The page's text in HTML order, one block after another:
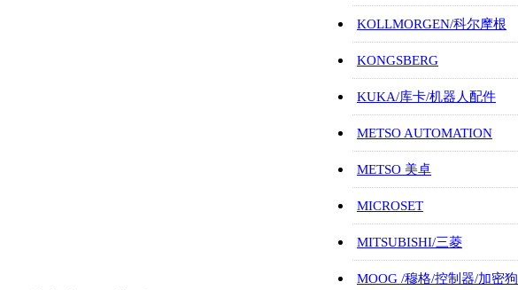
KOLLMORGEN/科尔摩根
KONGSBERG
KUKA/库卡/机器人配件
METSO AUTOMATION
METSO 美卓
MICROSET
MITSUBISHI/三菱
MOOG /穆格/控制器/加密狗